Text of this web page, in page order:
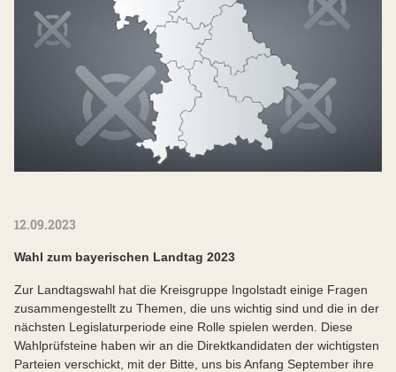
12.09.2023
Wahl zum bayerischen Landtag 2023
Zur Landtagswahl hat die Kreisgruppe Ingolstadt einige Fragen
zusammengestellt zu Themen, die uns wichtig sind und die in der
nächsten Legislaturperiode eine Rolle spielen werden. Diese
Wahlprüfsteine haben wir an die Direktkandidaten der wichtigsten
Parteien verschickt, mit der Bitte, uns bis Anfang September ihre